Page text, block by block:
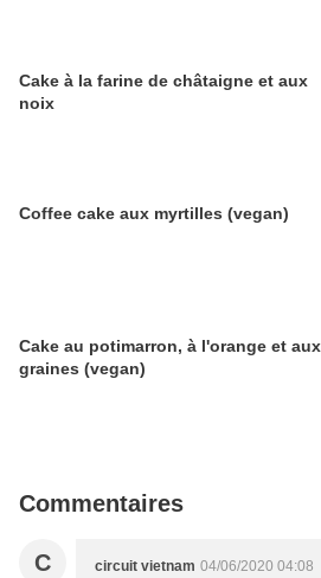
Cake à la farine de châtaigne et aux
noix
Coffee cake aux myrtilles (vegan)
Cake au potimarron, à l'orange et aux
graines (vegan)
Commentaires
C circuit vietnam 04/06/2020 04:08